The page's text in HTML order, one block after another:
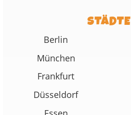
STÄDTE
Berlin
München
Frankfurt
Düsseldorf